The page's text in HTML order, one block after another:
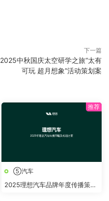
下一篇
2025中秋国庆太空研学之旅“太有
可玩 超月想象”活动策划案
⑤汽车
2025理想汽车品牌年度传播策略